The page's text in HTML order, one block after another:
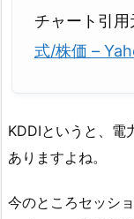
チャート引用
式/株価 –
KDDIというと、電
ありますよね。
今のところセッシ